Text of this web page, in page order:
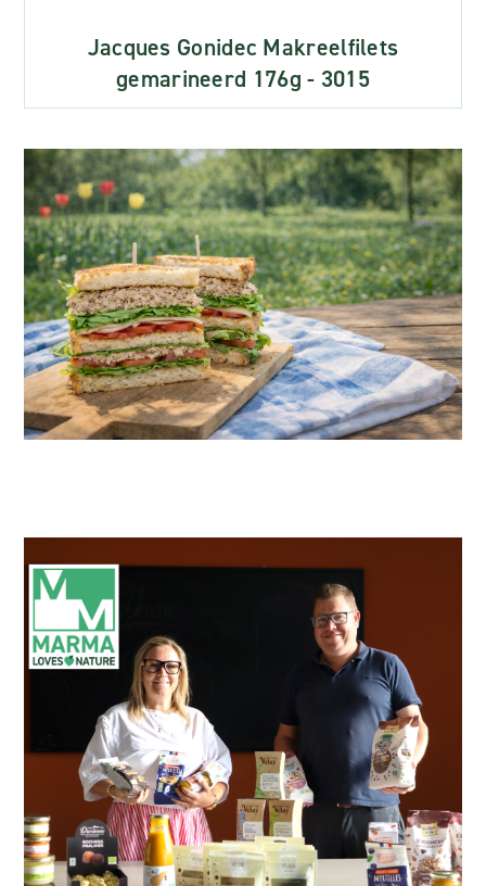
Jacques Gonidec Makreelfilets
gemarineerd 176g - 3015